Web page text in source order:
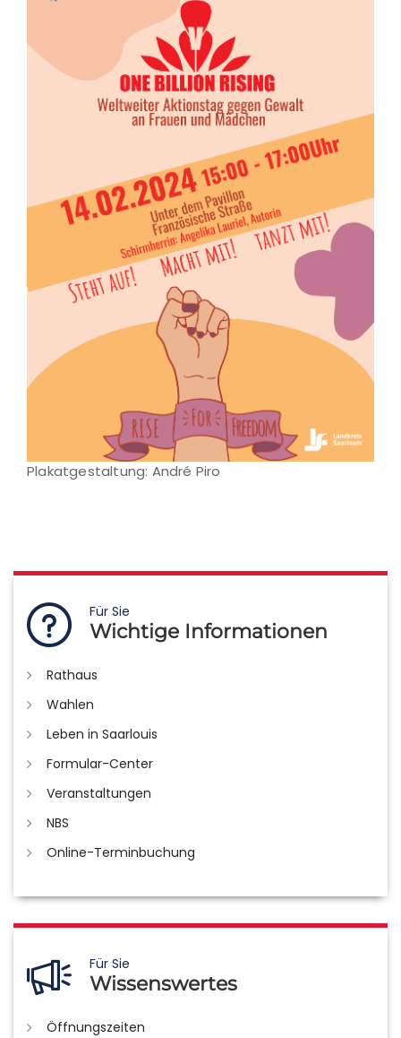
Plakatgestaltung: André Piro
Für Sie
Wichtige Informationen
Rathaus
Wahlen
Leben in Saarlouis
Formular-Center
Veranstaltungen
NBS
Online-Terminbuchung
Für Sie
Wissenswertes
Öffnungszeiten